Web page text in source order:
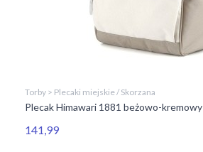
Torby > Plecaki miejskie / Skorzana
Plecak Himawari 1881 beżowo-kremowy
141,99